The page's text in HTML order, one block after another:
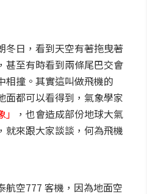
冬日，看到天空有著拖曳著
甚至有時看到兩條尾巴交會
相撞。其實這叫做飛機的
面都可以看得到，氣象學家
，也會造成部份地球大氣
就來跟大家談談，何為飛機
航空777 客機，因為地面空